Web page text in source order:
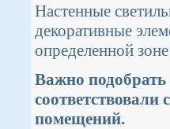
Настенные
декоративные
определенной
Важно подобрать
помещений.